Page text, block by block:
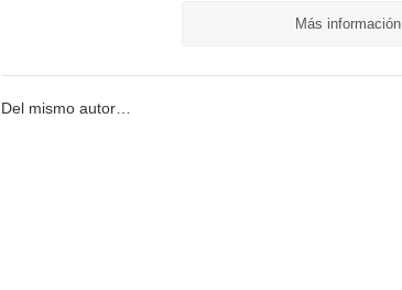
Más información
Del mismo autor…